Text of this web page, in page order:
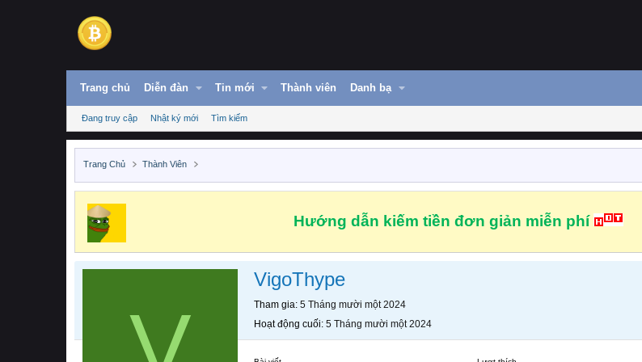
Trang chủ Diễn đàn Tin mới Thành viên Danh bạ
Đang truy cập Nhật ký mới Tìm kiếm
Trang Chủ Thành Viên
Hướng dẫn kiếm tiền đơn giản miễn phí
VigoThype
Tham gia 5 Tháng mười một 2024
Hoạt động cuối 5 Tháng mười một 2024